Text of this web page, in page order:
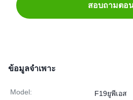
สอบถามตอ
ข้อมูลจำเพาะ
Model: F19ยูพีเอส